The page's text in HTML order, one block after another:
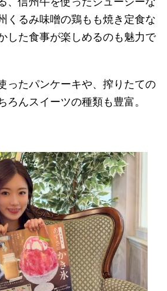
くるみ味噌の鶏もも焼き定食な
した食事が楽しめるのも魅力で
ったパンケーキや、搾りたての
ろんスイーツの種類も豊富。